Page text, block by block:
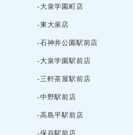
-大泉学園町店
-東大泉店
-石神井公園駅前店
-大泉学園駅前店
-三軒茶屋駅前店
-中野駅前店
-高島平駅前店
-保谷駅前店